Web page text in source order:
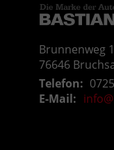
Brunnenweg
76646
Telefon:
E-Mail: